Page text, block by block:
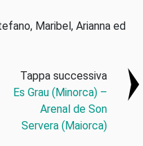
Maribel, Arianna ed
Tappa successiva
Es Grau (Minorca) –
Arenal de Son
Servera (Maiorca)